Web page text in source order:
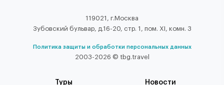
119021, г.Москва
Зубовский бульвар, д.16-20, стр. 1, пом. XI, комн. 3
Политика защиты и обработки персональных данных
2003-2026 © tbg.travel
Туры Новости